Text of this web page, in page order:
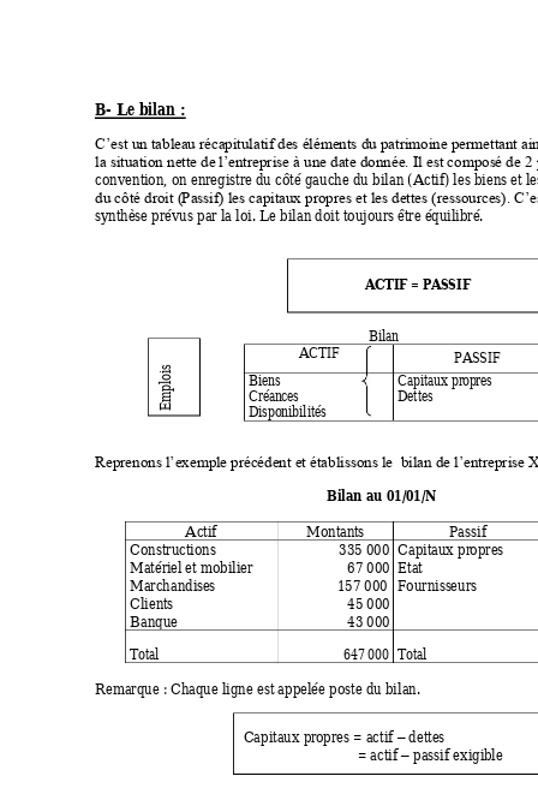
B- Le bilan :
C’est un tableau récapitulatif des éléments du patrimoine permettant
la situation nette de l’entreprise à une date donnée. Il est composé de 2
convention, on enregistre du côté gauche du bilan (Actif) les biens et
du côté droit (Passif) les capitaux propres et les dettes (ressources). C’
synthèse prévus par la loi. Le bilan doit toujours être équilibré.
ACTIF = PASSIF
Bilan
ACTIF
PASSIF
Biens
Créances
Disponibilités
Capitaux propres
Dettes
Reprenons l’exemple précédent et établissons le bilan de l’entreprise
Bilan au 01/01/N
Actif Montants
Passif
Constructions
Matériel et mobilier
Marchandises
Clients
Banque
335 000
67 000
              157 000
45 000
43 000
Capitaux propres
Etat
Fournisseurs
Total 647 000 Total
Remarque : Chaque ligne est appelée poste du bilan.
  Capitaux pr
opres = actif – dettes
       = actif
– passif exigible
Emplois